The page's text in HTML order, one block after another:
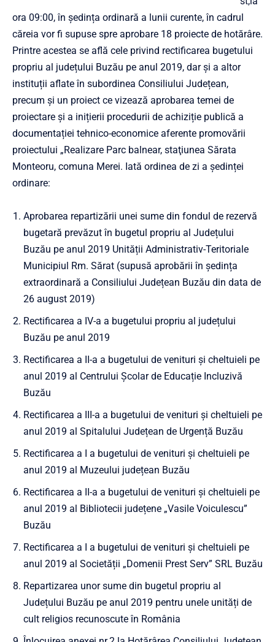
ora 09:00, în ședința ordinară a lunii curente, în cadrul
căreia vor fi supuse spre aprobare 18 proiecte de hotărâre.
Printre acestea se află cele privind rectificarea bugetului
propriu al județului Buzău pe anul 2019, dar și a altor
instituții aflate în subordinea Consiliului Județean,
precum și un proiect ce vizează aprobarea temei de
proiectare și a inițierii procedurii de achiziție publică a
documentației tehnico-economice aferente promovării
proiectului „Realizare Parc balnear, staţiunea Sărata
Monteoru, comuna Merei. Iată ordinea de zi a ședinței
ordinare:
Aprobarea repartizării unei sume din fondul de rezervă
bugetară prevăzut în bugetul propriu al Județului
Buzău pe anul 2019 Unității Administrativ-Teritoriale
Municipiul Rm. Sărat (supusă aprobării în ședința
extraordinară a Consiliului Județean Buzău din data de
26 august 2019)
Rectificarea a IV-a a bugetului propriu al județului
Buzău pe anul 2019
Rectificarea a II-a a bugetului de venituri și cheltuieli pe
anul 2019 al Centrului Școlar de Educație Incluzivă
Buzău
Rectificarea a III-a a bugetului de venituri și cheltuieli pe
anul 2019 al Spitalului Județean de Urgență Buzău
Rectificarea a I a bugetului de venituri și cheltuieli pe
anul 2019 al Muzeului județean Buzău
Rectificarea a II-a a bugetului de venituri și cheltuieli pe
anul 2019 al Bibliotecii județene „Vasile Voiculescu”
Buzău
Rectificarea a I a bugetului de venituri și cheltuieli pe
anul 2019 al Societății „Domenii Prest Serv” SRL Buzău
Repartizarea unor sume din bugetul propriu al
Județului Buzău pe anul 2019 pentru unele unități de
cult religios recunoscute în România